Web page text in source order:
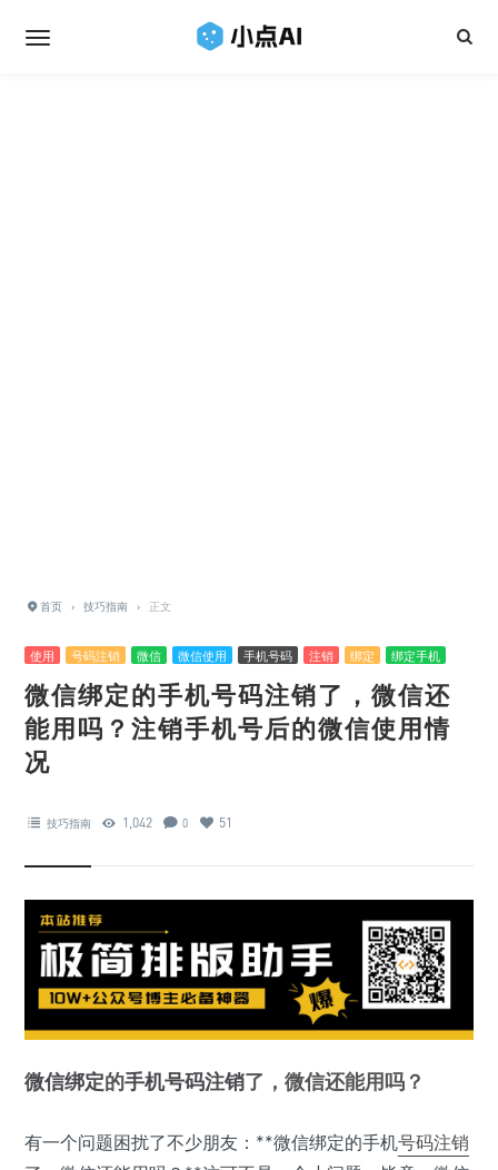
首页 › 技巧指南 › 正文
使用 号码注销 微信 微信使用 手机号码 注销 绑定 绑定手机
微信绑定的手机号码注销了，微信还
能用吗？注销手机号后的微信使用情
况
技巧指南 1,042 0 51
微信绑定的手机号码注销了，微信还能用吗？
有一个问题困扰了不少朋友：**微信绑定的手机号码注销